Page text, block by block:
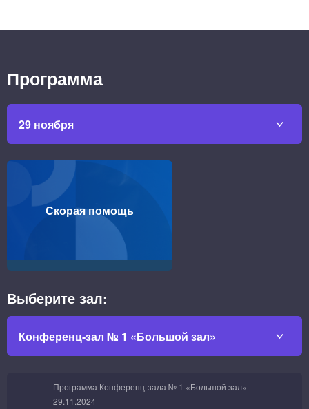
Программа
29 ноября
Скорая помощь
Выберите зал:
Конференц-зал № 1 «Большой зал»
Программа Конференц-зала № 1 «Большой зал»
29.11.2024